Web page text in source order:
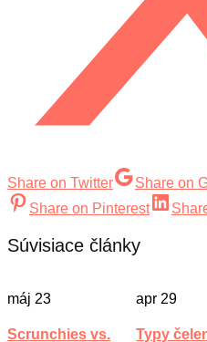
Share on Twitter Share on
Share on Pinterest
Súvisiace články
máj 23
Scrunchies vs.
apr 29
Typy